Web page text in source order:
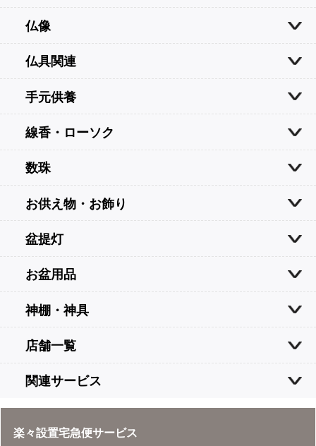
仏像
仏具関連
手元供養
線香・ローソク
数珠
お供え物・お飾り
盆提灯
お盆用品
神棚・神具
店舗一覧
関連サービス
楽々設置宅急便サービス